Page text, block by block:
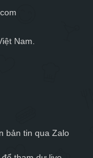
Nam.
bản tin qua Zalo